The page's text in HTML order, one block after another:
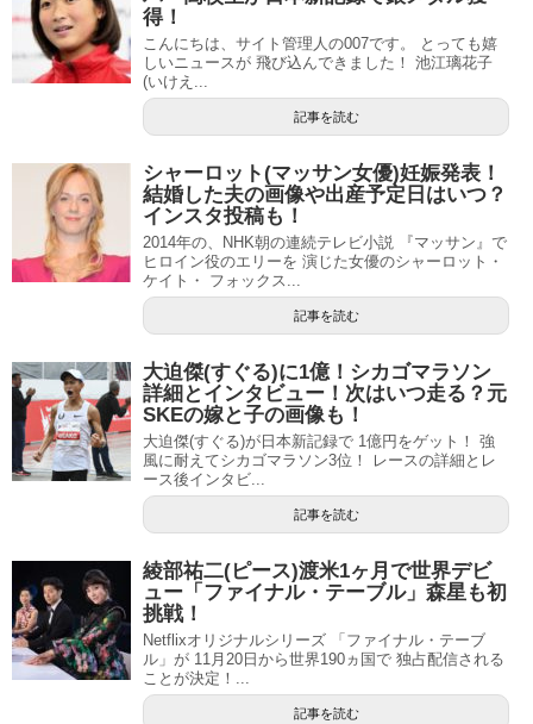
得！
こんにちは、サイト管理人の007です。 とっても嬉
しいニュースが 飛び込んできました！ 池江璃花子
(いけえ...
記事を読む
シャーロット(マッサン女優)妊娠発表！
結婚した夫の画像や出産予定日はいつ？
インスタ投稿も！
2014年の、NHK朝の連続テレビ小説 『マッサン』で
ヒロイン役のエリーを 演じた女優のシャーロット・
ケイト・ フォックス...
記事を読む
大迫傑(すぐる)に1億！シカゴマラソン
詳細とインタビュー！次はいつ走る？元
SKEの嫁と子の画像も！
大迫傑(すぐる)が日本新記録で 1億円をゲット！ 強
風に耐えてシカゴマラソン3位！ レースの詳細とレ
ース後インタビ...
記事を読む
綾部祐二(ピース)渡米1ヶ月で世界デビ
ュー「ファイナル・テーブル」森星も初
挑戦！
Netflixオリジナルシリーズ 「ファイナル・テーブ
ル」が 11月20日から世界190ヵ国で 独占配信される
ことが決定！...
記事を読む